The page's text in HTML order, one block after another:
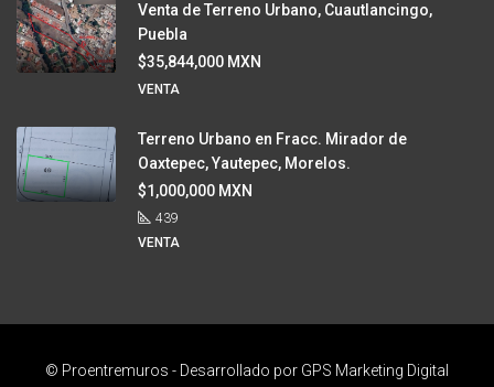
Venta de Terreno Urbano, Cuautlancingo,
Puebla
$35,844,000 MXN
VENTA
Terreno Urbano en Fracc. Mirador de
Oaxtepec, Yautepec, Morelos.
$1,000,000 MXN
439
VENTA
© Proentremuros - Desarrollado por GPS Marketing Digital